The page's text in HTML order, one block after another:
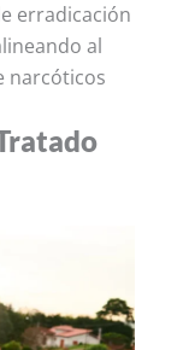
erradicación
al
narcóticos